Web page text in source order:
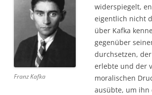
Franz Kafka
widerspiegelt,
eigentlich nicht
über Kafka
gegenüber
durchsetzen,
erlebte und der
moralischen
ausübte, um ihn